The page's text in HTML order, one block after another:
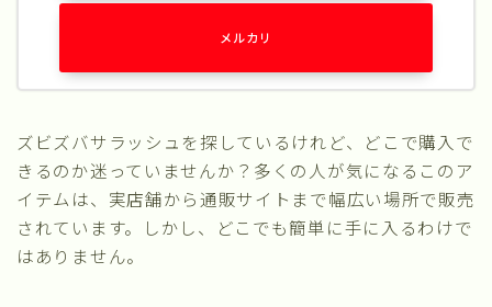
メルカリ
ズビズバサラッシュを探しているけれど、どこで購入で
きるのか迷っていませんか？多くの人が気になるこのア
イテムは、実店舗から通販サイトまで幅広い場所で販売
されています。しかし、どこでも簡単に手に入るわけで
はありません。